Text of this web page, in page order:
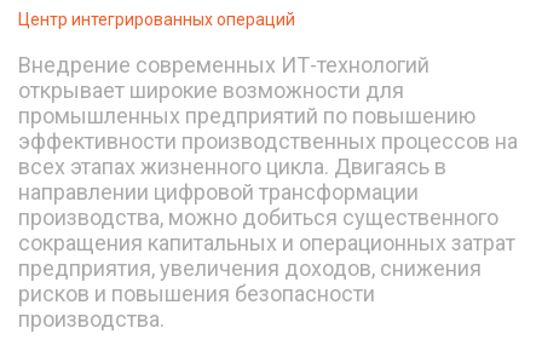
Центр интегрированных операций
Внедрение современных ИТ-технологий
открывает широкие возможности для
промышленных предприятий по повышению
эффективности производственных процессов на
всех этапах жизненного цикла. Двигаясь в
направлении цифровой трансформации
производства, можно добиться существенного
сокращения капитальных и операционных затрат
предприятия, увеличения доходов, снижения
рисков и повышения безопасности
производства.